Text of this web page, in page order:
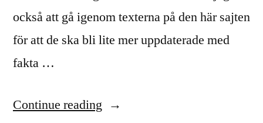
också att gå igenom texterna på den här sajten
för att de ska bli lite mer uppdaterade med
fakta …
Continue reading “Ny